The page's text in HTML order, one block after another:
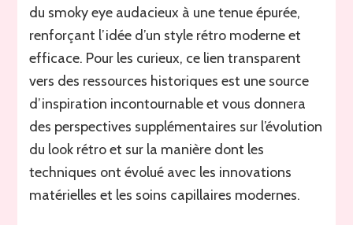
du smoky eye audacieux à une tenue épurée,
renforçant l’idée d’un style rétro moderne et
efficace. Pour les curieux, ce lien transparent
vers des ressources historiques est une source
d’inspiration incontournable et vous donnera
des perspectives supplémentaires sur l’évolution
du look rétro et sur la manière dont les
techniques ont évolué avec les innovations
matérielles et les soins capillaires modernes.